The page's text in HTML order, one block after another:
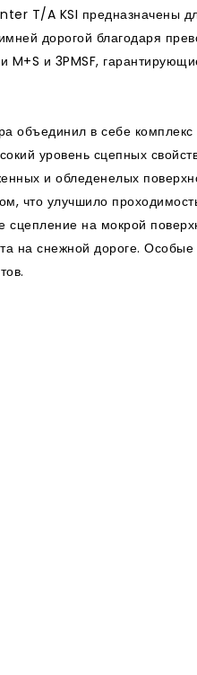
T/A KSI предназначены
дорогой благодаря
и 3PMSF,
объединил в себе
уровень сцепных
и обледенелых
что улучшило
сцепление на мокрой
на снежной дороге.